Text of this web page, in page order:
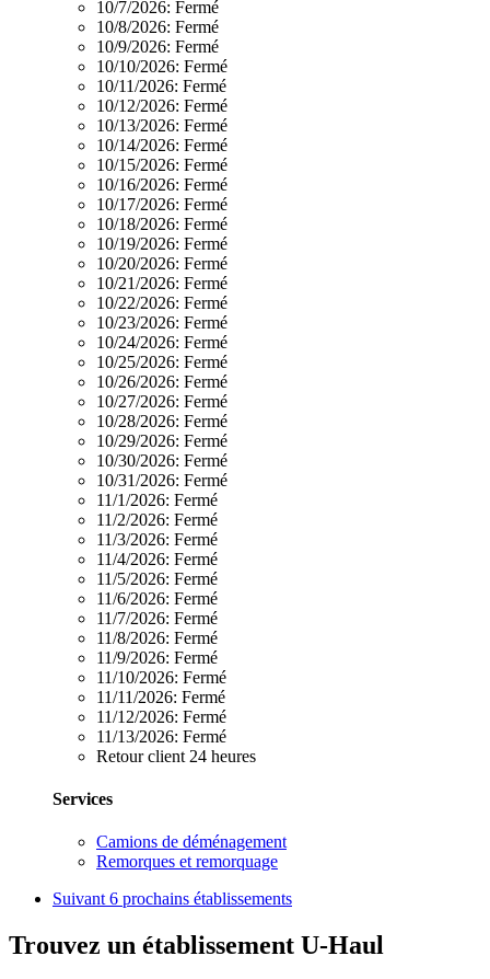
10/7/2026: Fermé
10/8/2026: Fermé
10/9/2026: Fermé
10/10/2026: Fermé
10/11/2026: Fermé
10/12/2026: Fermé
10/13/2026: Fermé
10/14/2026: Fermé
10/15/2026: Fermé
10/16/2026: Fermé
10/17/2026: Fermé
10/18/2026: Fermé
10/19/2026: Fermé
10/20/2026: Fermé
10/21/2026: Fermé
10/22/2026: Fermé
10/23/2026: Fermé
10/24/2026: Fermé
10/25/2026: Fermé
10/26/2026: Fermé
10/27/2026: Fermé
10/28/2026: Fermé
10/29/2026: Fermé
10/30/2026: Fermé
10/31/2026: Fermé
11/1/2026: Fermé
11/2/2026: Fermé
11/3/2026: Fermé
11/4/2026: Fermé
11/5/2026: Fermé
11/6/2026: Fermé
11/7/2026: Fermé
11/8/2026: Fermé
11/9/2026: Fermé
11/10/2026: Fermé
11/11/2026: Fermé
11/12/2026: Fermé
11/13/2026: Fermé
Retour client 24 heures
Services
Camions de déménagement
Remorques et remorquage
Suivant 6 prochains établissements
Trouvez un établissement U-Haul